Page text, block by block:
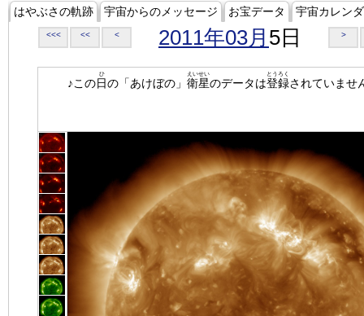
はやぶさの軌跡 宇宙からのメッセージ お宝データ 宇宙カレン
<<< << < 2011年03月 5日 >
♪この日
ひ
の「あけぼの」 衛星
えいせい
のデータは登録
とうろく
されていませ